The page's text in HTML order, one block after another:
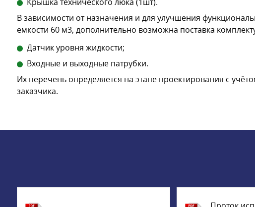
В зависимости от назначения и для улучшения
емкости 60 м3, дополнительно возможна поставка
Датчик уровня жидкости;
Входные и выходные патрубки.
Их перечень определяется на этапе проектирования с
заказчика.